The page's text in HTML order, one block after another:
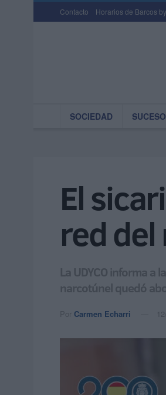
Contacto Horarios de Barcos
SOCIEDAD
El
red
La UDYCO informa
narcotúnel quedó
Por Carmen Echarri